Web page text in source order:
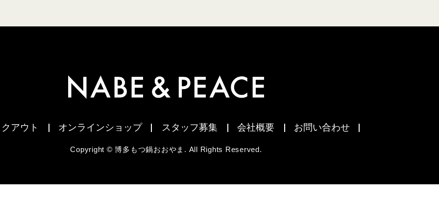
アウト オンラインショップ スタッフ募集 会社概要 お問い合わせ
Copyright © 博多もつ鍋おおやま. All Rights Reserved.